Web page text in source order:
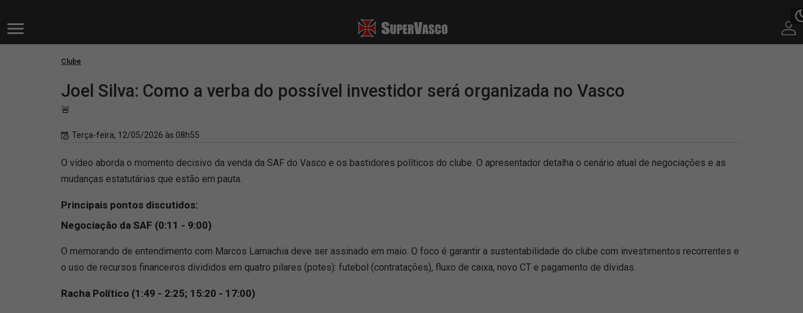
Clube
Joel Silva: Como a verba do possível investidor será organizada no Vasco
🚨
Terça-feira, 12/05/2026 às 08h55
O vídeo aborda o momento decisivo da venda da SAF do Vasco e os bastidores políticos do clube. O apresentador detalha o cenário atual de negociações e as
mudanças estatutárias que estão em pauta.
Principais pontos discutidos:
Negociação da SAF (0:11 - 9:00)
O memorando de entendimento com Marcos Lamachia deve ser assinado em maio. O foco é garantir a sustentabilidade do clube com investimentos recorrentes e
o uso de recursos financeiros divididos em quatro pilares (potes): futebol (contratações), fluxo de caixa, novo CT e pagamento de dívidas.
Racha Político (1:49 - 2:25; 15:20 - 17:00)